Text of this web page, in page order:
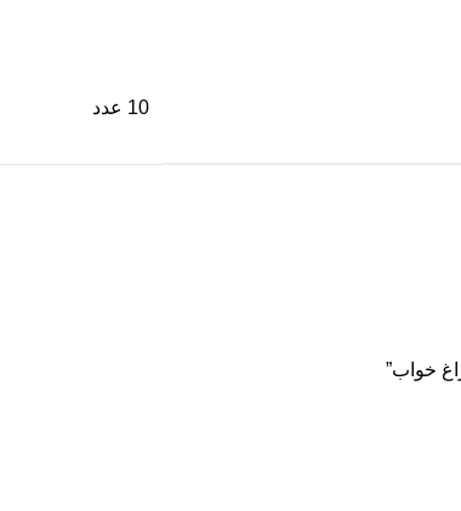
10 عدد